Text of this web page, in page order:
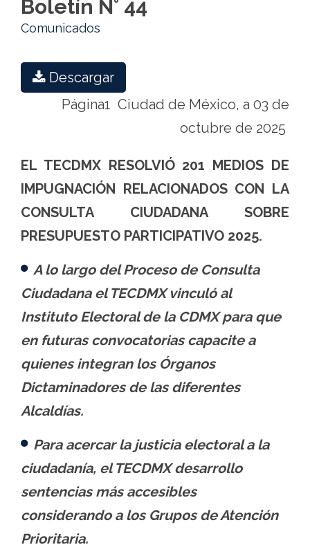
Boletín N° 44
Comunicados
Descargar
Página1 Ciudad de México, a 03 de
octubre de 2025
EL TECDMX RESOLVIÓ 201 MEDIOS DE
IMPUGNACIÓN RELACIONADOS CON LA
CONSULTA CIUDADANA SOBRE
PRESUPUESTO PARTICIPATIVO 2025.
A lo largo del Proceso de Consulta
Ciudadana el TECDMX vinculó al
Instituto Electoral de la CDMX para que
en futuras convocatorias capacite a
quienes integran los Órganos
Dictaminadores de las diferentes
Alcaldías.
Para acercar la justicia electoral a la
ciudadanía, el TECDMX desarrollo
sentencias más accesibles
considerando a los Grupos de Atención
Prioritaria.